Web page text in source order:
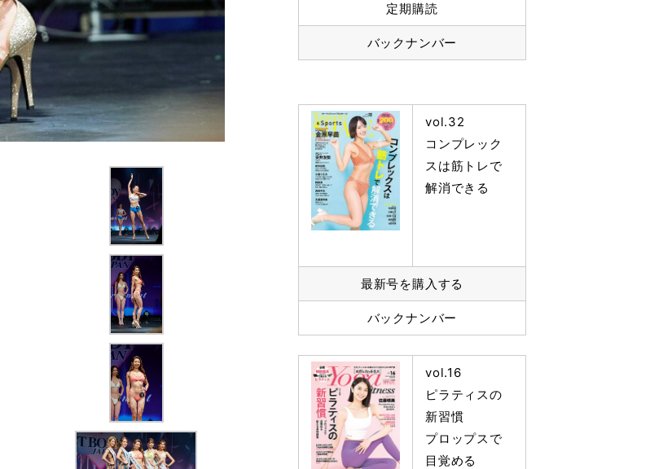
定期購読
バックナンバー
vol.32
コンプレック
スは筋トレで
解消できる
最新号を購入する
バックナンバー
vol.16
ピラティスの
新習慣
プロップスで
目覚める